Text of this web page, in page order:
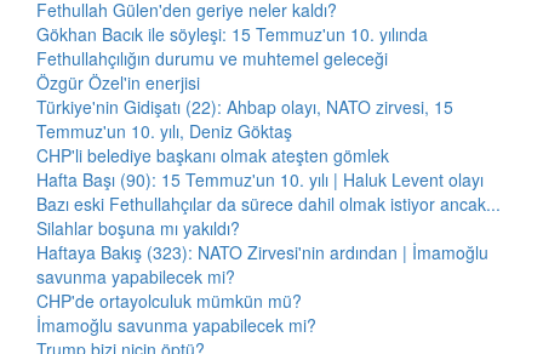
Fethullah Gülen'den geriye neler kaldı?
Gökhan Bacık ile söyleşi: 15 Temmuz'un 10. yılında
Fethullahçılığın durumu ve muhtemel geleceği
Özgür Özel'in enerjisi
Türkiye'nin Gidişatı (22): Ahbap olayı, NATO zirvesi, 15
Temmuz'un 10. yılı, Deniz Göktaş
CHP'li belediye başkanı olmak ateşten gömlek
Hafta Başı (90): 15 Temmuz'un 10. yılı | Haluk Levent olayı
Bazı eski Fethullahçılar da sürece dahil olmak istiyor ancak...
Silahlar boşuna mı yakıldı?
Haftaya Bakış (323): NATO Zirvesi'nin ardından | İmamoğlu
savunma yapabilecek mi?
CHP'de ortayolculuk mümkün mü?
İmamoğlu savunma yapabilecek mi?
Trump bizi niçin öptü?